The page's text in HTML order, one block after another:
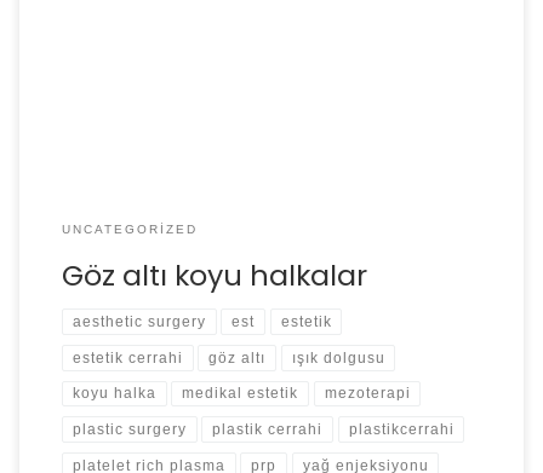
UNCATEGORIZED
Göz altı koyu halkalar
aesthetic surgery est estetik
estetik cerrahi göz altı ışık dolgusu
koyu halka medikal estetik mezoterapi
plastic surgery plastik cerrahi plastikcerrahi
platelet rich plasma prp yağ enjeksiyonu